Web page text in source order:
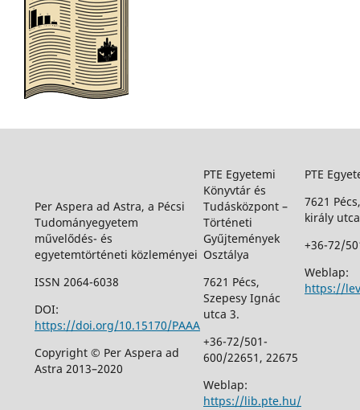
Per Aspera ad Astra, a Pécsi
Tudományegyetem
művelődés- és
egyetemtörténeti közleményei
ISSN 2064-6038
DOI:
https://doi.org/10.15170/PAAA
Copyright © Per Aspera ad
Astra 2013–2020
PTE Egyetemi
Könyvtár és
Tudásközpont –
Történeti
Gyűjtemények
Osztálya
7621 Pécs,
Szepesy Ignác
utca 3.
+36-72/501-
600/22651, 22675
Weblap:
https://lib.pte.hu/
PTE
7621
király
+36-72/
Weblap:
https://